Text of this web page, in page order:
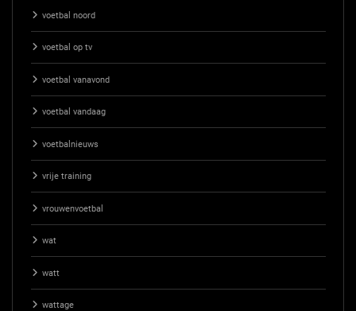
voetbal noord
voetbal op tv
voetbal vanavond
voetbal vandaag
voetbalnieuws
vrije training
vrouwenvoetbal
wat
watt
wattage